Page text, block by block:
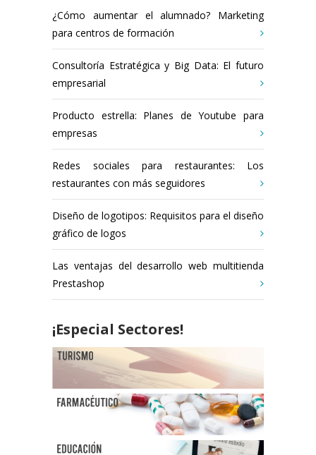
¿Cómo aumentar el alumnado? Marketing
para centros de formación
Consultoría Estratégica y Big Data: El futuro
empresarial
Producto estrella: Planes de Youtube para
empresas
Redes sociales para restaurantes: Los
restaurantes con más seguidores
Diseño de logotipos: Requisitos para el diseño
gráfico de logos
Las ventajas del desarrollo web multitienda
Prestashop
¡Especial Sectores!